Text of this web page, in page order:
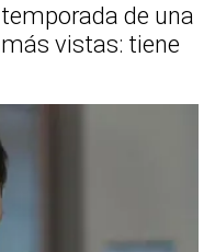
de una
vistas: tiene